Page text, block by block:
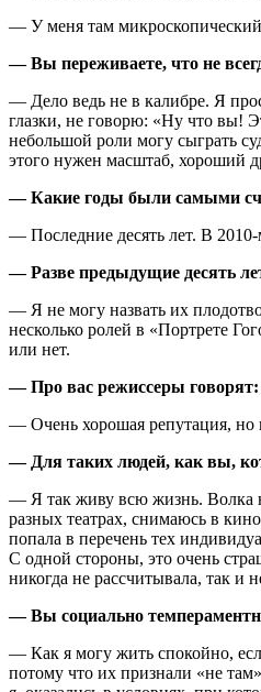
— У меня там микроскопический
— Вы переживаете, что не
— Дело ведь не в калибре. Я
глазки, не говорю: «Ну что вы!
небольшой роли могу сыграть
этого нужен масштаб, хороший
— Какие годы были самыми
— Последние десять лет. В
— Разве предыдущие десять
— Я не могу назвать их
несколько ролей в «Портрете
или нет.
— Про вас режиссеры говорят:
— Очень хорошая репутация, но
— Для таких людей, как вы,
— Я так живу всю жизнь. Волка
разных театрах, снимаюсь в
попала в перечень тех
С одной стороны, это очень
никогда не рассчитывала, так и
— Вы социально
— Как я могу жить спокойно,
потому что их признали «не